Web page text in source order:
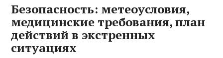
Безопасность: метеоусловия,
медицинские требования, план
действий в экстренных
ситуациях